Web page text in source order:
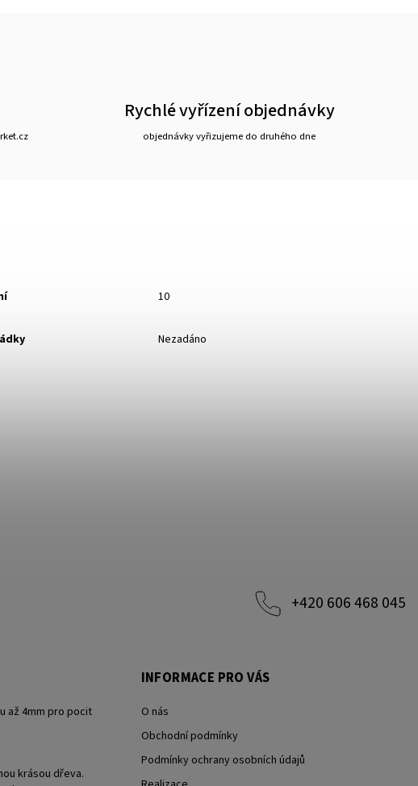
Rychlé vyřízení objednávky
objednávky vyřizujeme do druhého dne
10
Nezadáno
+420 606 468 045
až 4mm pro pocit
krásou dřeva.
INFORMACE PRO VÁS
O nás
Obchodní podmínky
Podmínky ochrany osobních údajů